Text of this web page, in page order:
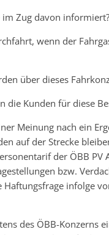
im Zug davon informiert?
wenn der
über dieses
die Kunden für diese
Meinung nach ein
auf der Strecke
der ÖBB PV
bzw.
Haftungsfrage infolge
des ÖBB-Konzerns